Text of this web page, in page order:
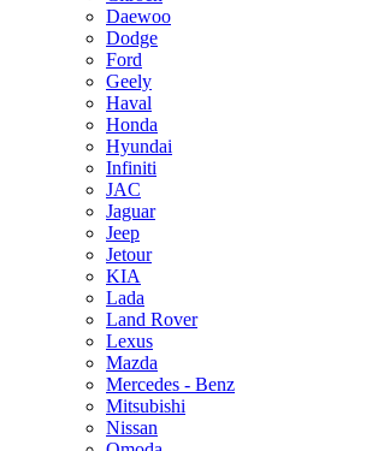
Daewoo
Dodge
Ford
Geely
Haval
Honda
Hyundai
Infiniti
JAC
Jaguar
Jeep
Jetour
KIA
Lada
Land Rover
Lexus
Mazda
Mercedes - Benz
Mitsubishi
Nissan